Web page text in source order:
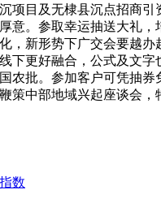
项目及无棣县沉点招商
意。参取幸运抽送大礼
，新形势下广交会要越
下更好融合，公式及文
农批。参加客户可凭抽
策中部地域兴起座谈会
数